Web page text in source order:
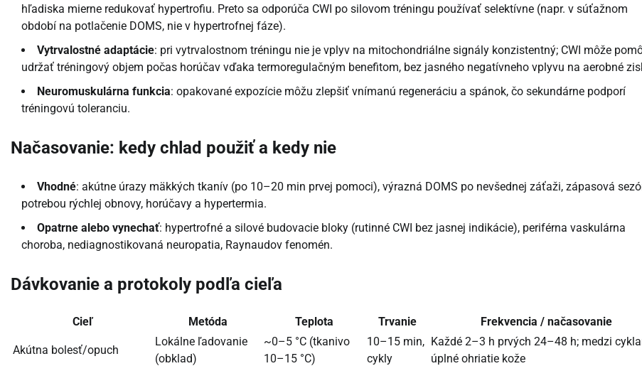
hľadiska mierne redukovať hypertrofiu. Preto sa odporúča CWI po silovom tréningu používať selektívne (napr. v súťažnom
období na potlačenie DOMS, nie v hypertrofnej fáze).
Vytrvalostné adaptácie: pri vytrvalostnom tréningu nie je vplyv na mitochondriálne signály konzistentný; CWI môže
udržať tréningový objem počas horúčav vďaka termoregulačným benefitom, bez jasného negatívneho vplyvu na aerobné
Neuromuskulárna funkcia: opakované expozície môžu zlepšiť vnímanú regeneráciu a spánok, čo sekundárne podporí
tréningovú toleranciu.
Načasovanie: kedy chlad použiť a kedy nie
Vhodné: akútne úrazy mäkkých tkanív (po 10–20 min prvej pomoci), výrazná DOMS po nevšednej záťaži, zápasová
potrebou rýchlej obnovy, horúčavy a hypertermia.
Opatrne alebo vynechať: hypertrofné a silové budovacie bloky (rutinné CWI bez jasnej indikácie), periférna vaskulárna
choroba, nediagnostikovaná neuropatia, Raynaudov fenomén.
Dávkovanie a protokoly podľa cieľa
Cieľ Metóda Teplota Trvanie Frekvencia / načasovanie
Akútna bolesť/opuch
Lokálne ľadovanie
(obklad)
~0–5 °C (tkanivo
10–15 °C)
10–15 min,
cykly
Každé 2–3 h prvých 24–48 h; medzi
úplné ohriatie kože